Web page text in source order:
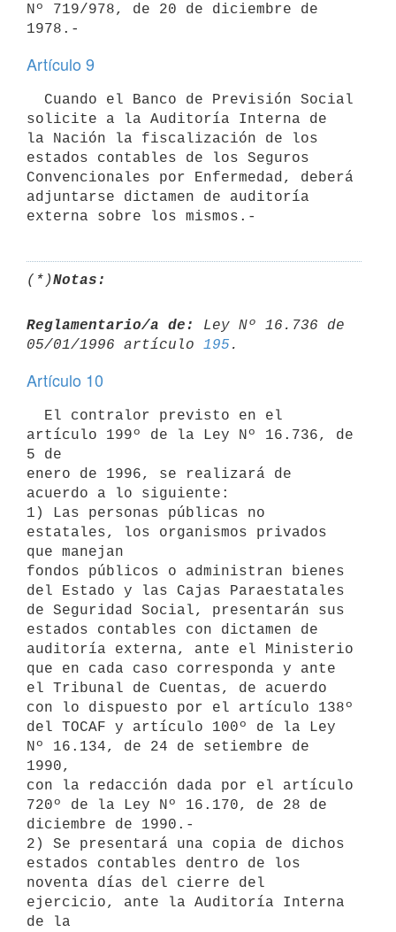
Nº 719/978, de 20 de diciembre de
Artículo 9
solicite a la Auditoría Interna de
la Nación la fiscalización de los
estados contables de los Seguros
Convencionales por Enfermedad, deberá
adjuntarse dictamen de auditoría
(*)Notas:
Reglamentario/a de:
Ley Nº 16.736 de
05/01/1996 artículo 195
Artículo 10
artículo 199º de la Ley Nº 16.736, de
5 de
enero de 1996, se realizará de
acuerdo a lo siguiente:
1) Las personas públicas no
estatales, los organismos privados
que manejan
fondos públicos o administran bienes
del Estado y las Cajas Paraestatales
de Seguridad Social, presentarán sus
estados contables con dictamen de
auditoría externa, ante el Ministerio
que en cada caso corresponda y ante
el Tribunal de Cuentas, de acuerdo
con lo dispuesto por el artículo 138º
del TOCAF y artículo 100º de la Ley
Nº 16.134, de 24 de setiembre de
1990,
con la redacción dada por el artículo
720º de la Ley Nº 16.170, de 28 de
diciembre de 1990.-
2) Se presentará una copia de dichos
estados contables dentro de los
noventa días del cierre del
ejercicio, ante la Auditoría Interna
de la